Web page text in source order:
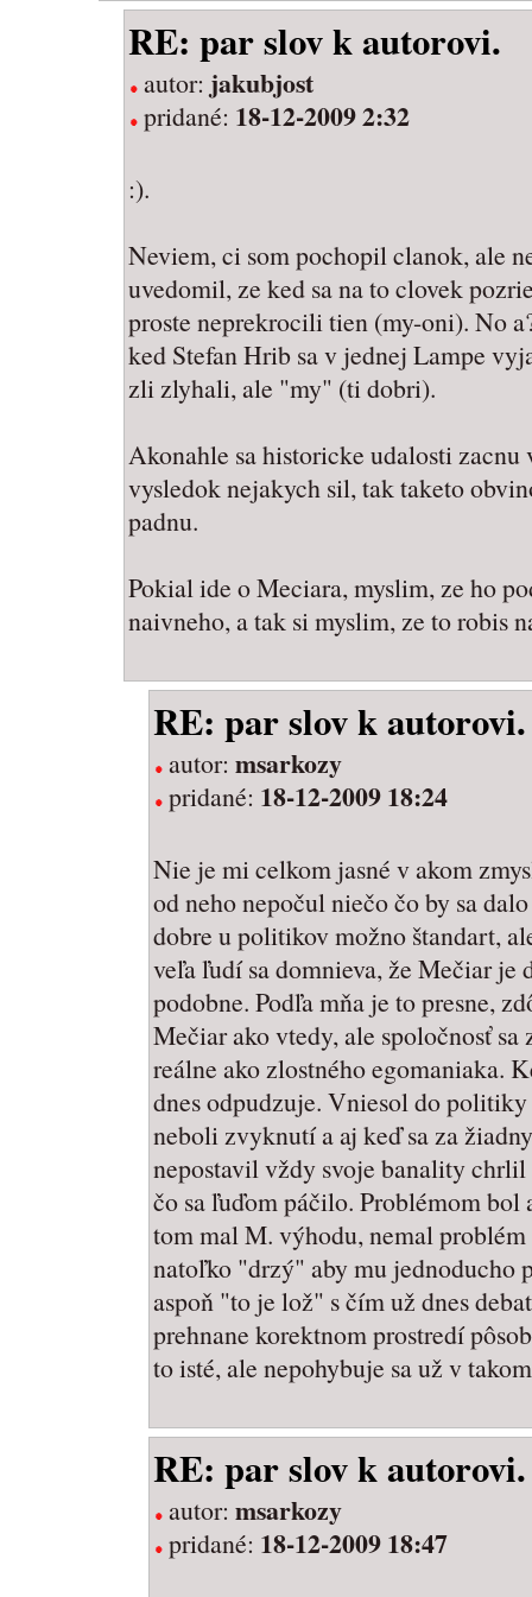
RE: par slov k autorovi.
autor: jakubjost
pridané: 18-12-2009 2:32
:).
Neviem, ci som pochopil clanok, ale
uvedomil, ze ked sa na to clovek
proste neprekrocili tien (my-oni). No
ked Stefan Hrib sa v jednej Lampe
zli zlyhali, ale "my" (ti dobri).
Akonahle sa historicke udalosti
vysledok nejakych sil, tak taketo
padnu.
Pokial ide o Meciara, myslim, ze ho
naivneho, a tak si myslim, ze to robis
RE: par slov k autorovi.
autor: msarkozy
pridané: 18-12-2009 18:24
Nie je mi celkom jasné v akom
od neho nepočul niečo čo by sa
dobre u politikov možno štandart,
veľa ľudí sa domnieva, že Mečiar je
podobne. Podľa mňa je to presne,
Mečiar ako vtedy, ale spoločnosť
reálne ako zlostného egomaniaka.
dnes odpudzuje. Vniesol do
neboli zvyknutí a aj keď sa za
nepostavil vždy svoje banality
čo sa ľuďom páčilo. Problémom
tom mal M. výhodu, nemal
natoľko "drzý" aby mu jednoducho
aspoň "to je lož" s čím už dnes
prehnane korektnom prostredí
to isté, ale nepohybuje sa už v
RE: par slov k autorovi.
autor: msarkozy
pridané: 18-12-2009 18:47